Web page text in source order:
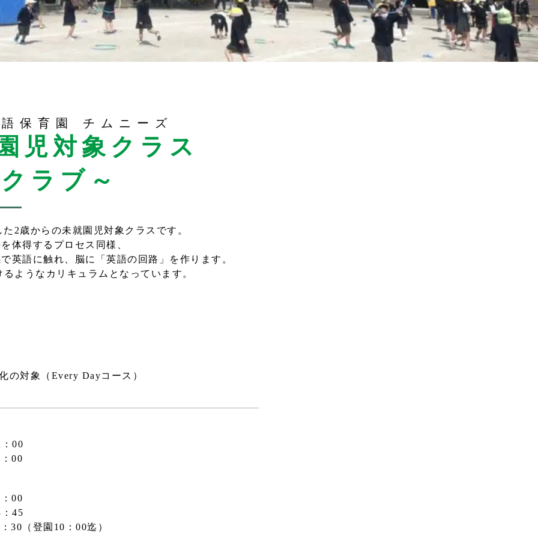
保育園 チムニーズ
児対象クラス
ラブ～
2歳からの未就園児対象クラスです。
体得するプロセス同様、
英語に触れ、脳に「英語の回路」を作ります。
ようなカリキュラムとなっています。
の対象（Every Dayコース）
00
00
00
45
30（登園10：00迄）